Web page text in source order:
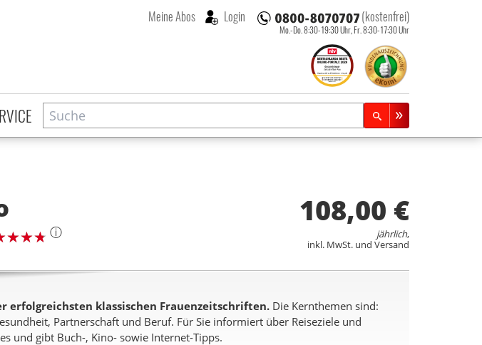
(kostenfrei)
Mo.-Do. 8:30-19:30 Uhr, Fr. 8:30-17:30 Uhr
Meine Abos Login
Suche
Zeitschriftensuche
ⓘ
108,00 €
jährlich,
inkl. MwSt. und Versand
erfolgreichsten klassischen Frauenzeitschriften. Die Kernthemen sind:
Partnerschaft und Beruf. Für Sie informiert über Reiseziele und
und gibt Buch-, Kino- sowie Internet-Tipps.